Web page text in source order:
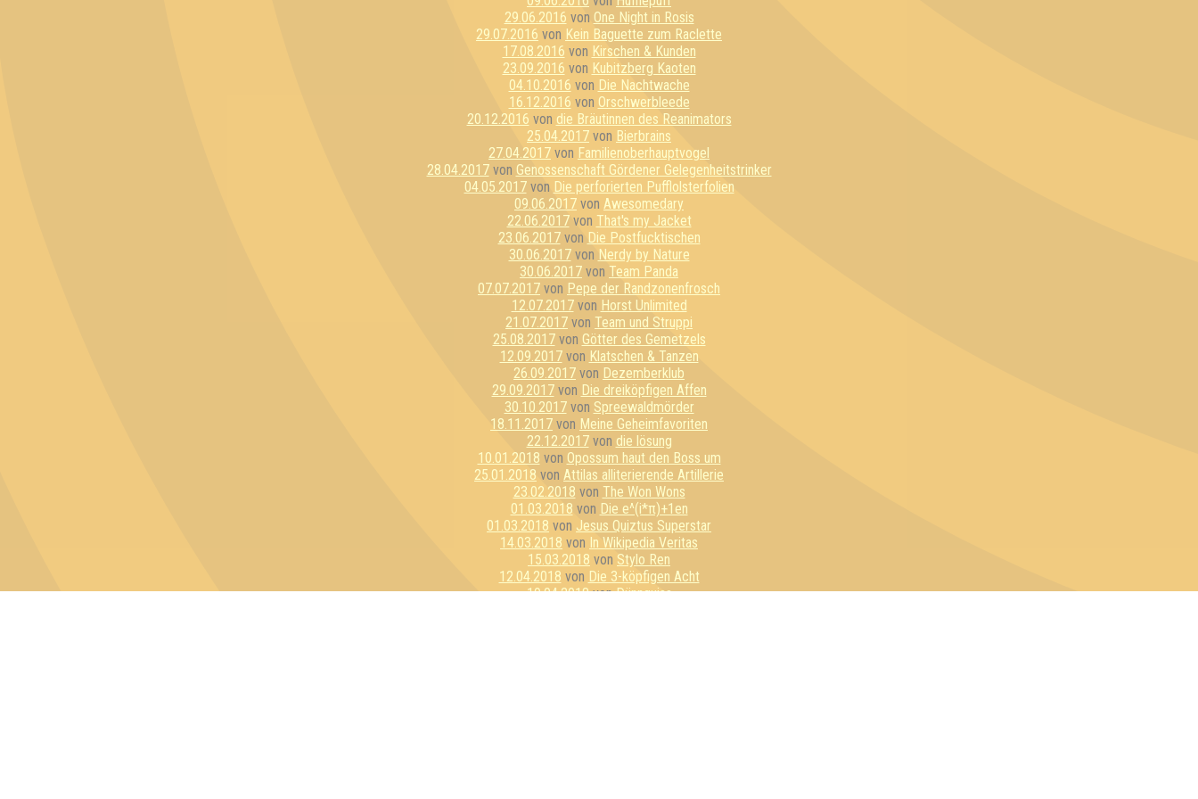
29.06.2016 von One Night in Rosis
29.07.2016 von Kein Baguette zum Raclette
17.08.2016 von Kirschen & Kunden
23.09.2016 von Kubitzberg Kaoten
04.10.2016 von Die Nachtwache
16.12.2016 von Orschwerbleede
20.12.2016 von die Bräutinnen des Reanimators
25.04.2017 von Bierbrains
27.04.2017 von Familienoberhauptvogel
28.04.2017von Genossenschaft Gördener Gelegenheitstrinker
04.05.2017von Die perforierten Pufflolsterfolien
09.06.2017 von Awesomedary
22.06.2017von That's my Jacket
23.06.2017von Die Postfucktischen
30.06.2017von Nerdy by Nature
30.06.2017 von Team Panda
07.07.2017 von Pepe der Randzonenfrosch
12.07.2017von Horst Unlimited
21.07.2017 von Team und Struppi
25.08.2017von Götter des Gemetzels
12.09.2017von Klatschen & Tanzen
26.09.2017 von Dezemberklub
29.09.2017von Die dreiköpfigen Affen
30.10.2017von Spreewaldmörder
18.11.2017 von Meine Geheimfavoriten
22.12.2017von die lösung
10.01.2018 von Opossum haut den Boss um
25.01.2018 von Attilas alliterierende Artillerie
23.02.2018 von The Won Wons
01.03.2018 von Die e^(i*π)+1en
01.03.2018 von Jesus Quiztus Superstar
14.03.2018 von In Wikipedia Veritas
15.03.2018 von Stylo Ren
12.04.2018 von Die 3-köpfigen Acht
19.04.2018vonDünnquiss